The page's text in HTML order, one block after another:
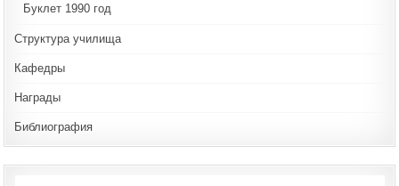
Буклет 1990 год
Структура училища
Кафедры
Награды
Библиография